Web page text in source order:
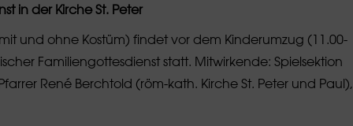
in der Kirche St. Peter
und ohne Kostüm) findet vor dem Kinderumzug (11.00-
Familiengottesdienst statt. Mitwirkende: Spielsektion
René Berchtold (röm-kath. Kirche St. Peter und Paul),